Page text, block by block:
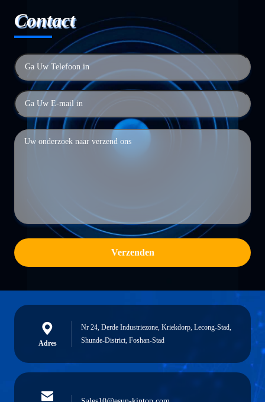
Contact
Verzenden
Adres
Nr 24, Derde Industriezone, Kriekdorp, Lecong-Stad,
Shunde-District, Foshan-Stad